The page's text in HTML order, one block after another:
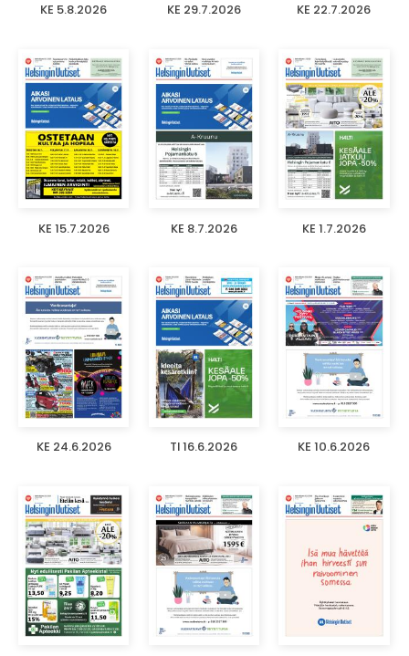
KE 5.8.2026 KE 29.7.2026 KE 22.7.2026
KE 15.7.2026 KE 8.7.2026 KE 1.7.2026
KE 24.6.2026 TI 16.6.2026 KE 10.6.2026